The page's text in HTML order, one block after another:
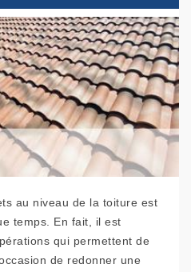
au niveau de la toiture est
temps. En fait, il est
qui permettent de
de redonner une